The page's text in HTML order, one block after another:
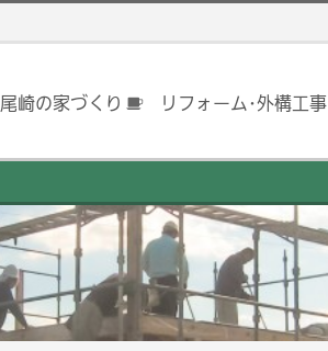
尾崎の家づくり リフォーム･外構工事